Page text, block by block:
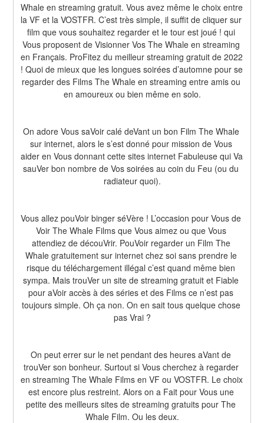
Whale en streaming gratuit. Vous avez même le choix entre
la VF et la VOSTFR. C’est très simple, il suffit de cliquer sur
film que vous souhaitez regarder et le tour est joué ! qui
Vous proposent de Visionner Vos The Whale en streaming
en Français. ProFitez du meilleur streaming gratuit de 2022
! Quoi de mieux que les longues soirées d’automne pour se
regarder des Films The Whale en streaming entre amis ou
en amoureux ou bien même en solo.
On adore Vous saVoir calé deVant un bon Film The Whale
sur internet, alors le s’est donné pour mission de Vous
aider en Vous donnant cette sites internet Fabuleuse qui Va
sauVer bon nombre de Vos soirées au coin du Feu (ou du
radiateur quoi).
Vous allez pouVoir binger séVère ! L’occasion pour Vous de
Voir The Whale Films que Vous aimez ou que Vous
attendiez de découVrir. PouVoir regarder un Film The
Whale gratuitement sur internet chez soi sans prendre le
risque du téléchargement illégal c’est quand même bien
sympa. Mais trouVer un site de streaming gratuit et Fiable
pour aVoir accès à des séries et des Films ce n’est pas
toujours simple. Oh ça non. On en sait tous quelque chose
pas Vrai ?
On peut errer sur le net pendant des heures aVant de
trouVer son bonheur. Surtout si Vous cherchez à regarder
en streaming The Whale Films en VF ou VOSTFR. Le choix
est encore plus restreint. Alors on a Fait pour Vous une
petite des meilleurs sites de streaming gratuits pour The
Whale Film. Ou les deux.